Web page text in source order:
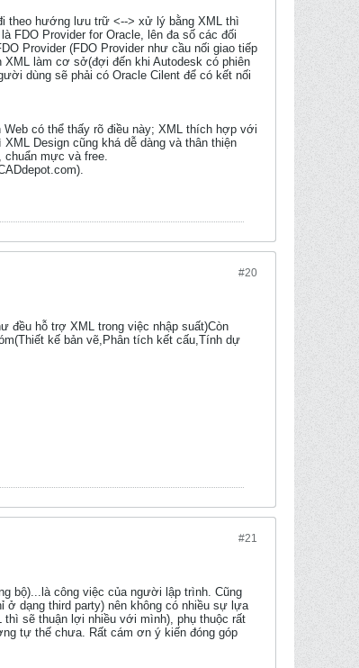
theo hướng lưu trữ <--> xử lý bằng XML thì
FDO Provider for Oracle, lên đa số các đối
Provider (FDO Provider như cầu nối giao tiếp
XML làm cơ sở(đợi đến khi Autodesk có phiên
dùng sẽ phải có Oracle Cilent để có kết nối
có thể thấy rõ điều này; XML thích hợp với
Design cũng khá dễ dàng và thân thiện
chuẩn mực và free.
#20
đều hỗ trợ XML trong việc nhập suất)Còn
kế bản vẽ,Phân tích kết cấu,Tính dự
#21
bộ)...là công việc của người lập trình. Cũng
dạng third party) nên không có nhiều sự lựa
sẽ thuận lợi nhiều với mình), phụ thuộc rất
tự thế chưa. Rất cám ơn ý kiến đóng góp